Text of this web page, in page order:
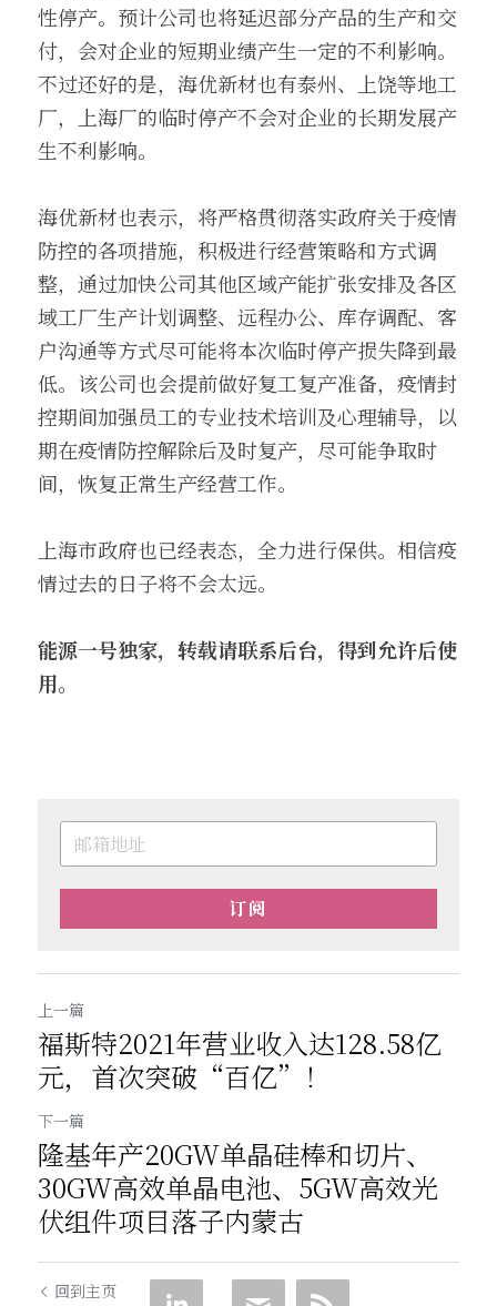
性停产。预计公司也将延迟部分产品的生产和交
付，会对企业的短期业绩产生一定的不利影响。
不过还好的是，海优新材也有泰州、上饶等地工
厂，上海厂的临时停产不会对企业的长期发展产
生不利影响。
海优新材也表示，将严格贯彻落实政府关于疫情
防控的各项措施，积极进行经营策略和方式调
整，通过加快公司其他区域产能扩张安排及各区
域工厂生产计划调整、远程办公、库存调配、客
户沟通等方式尽可能将本次临时停产损失降到最
低。该公司也会提前做好复工复产准备，疫情封
控期间加强员工的专业技术培训及心理辅导，以
期在疫情防控解除后及时复产，尽可能争取时
间，恢复正常生产经营工作。
上海市政府也已经表态，全力进行保供。相信疫
情过去的日子将不会太远。
能源一号独家，转载请联系后台，得到允许后使
用。
订阅
上一篇
福斯特2021年营业收入达128.58亿
元，首次突破“百亿”！
下一篇
隆基年产20GW单晶硅棒和切片、
30GW高效单晶电池、5GW高效光
伏组件项目落子内蒙古​
回到主页